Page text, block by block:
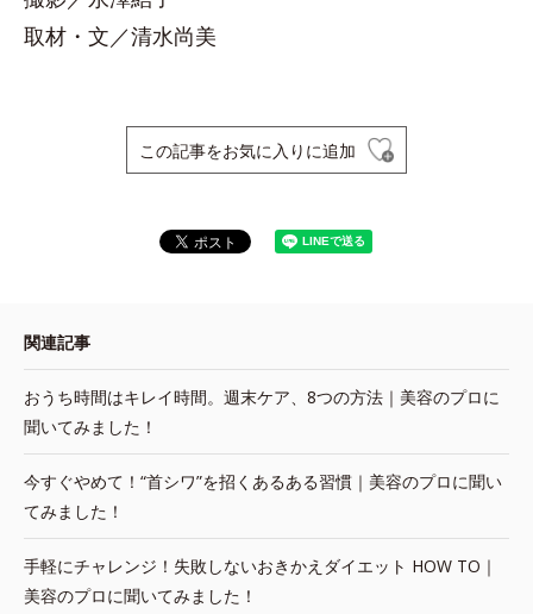
取材・文／清水尚美
この記事をお気に入りに追加
関連記事
おうち時間はキレイ時間。週末ケア、8つの方法｜美容のプロに
聞いてみました！
今すぐやめて！“首シワ”を招くあるある習慣｜美容のプロに聞い
てみました！
手軽にチャレンジ！失敗しないおきかえダイエット HOW TO｜
美容のプロに聞いてみました！